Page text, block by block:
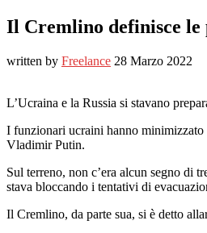
Il Cremlino definisce
written by Freelance 28 Marzo 2022
L’Ucraina e la Russia si stavano
I funzionari ucraini hanno minimizzato
Vladimir Putin.
Sul terreno, non c’era alcun segno di
stava bloccando i tentativi di
Il Cremlino, da parte sua, si è detto